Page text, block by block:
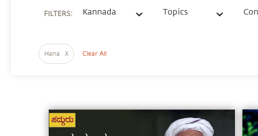
FILTERS: Kannada Topics
Hana X Clear All